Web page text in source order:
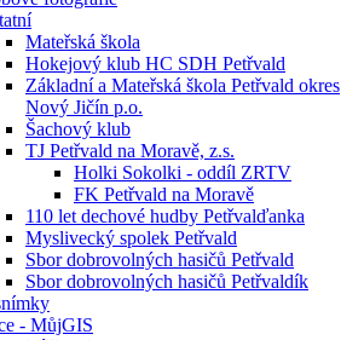
Mateřská škola
Hokejový klub HC SDH Petřvald
Základní a Mateřská škola Petřvald okres
Nový Jičín p.o.
Šachový klub
TJ Petřvald na Moravě, z.s.
Holki Sokolki - oddíl ZRTV
FK Petřvald na Moravě
110 let dechové hudby Petřvalďanka
Myslivecký spolek Petřvald
Sbor dobrovolných hasičů Petřvald
Sbor dobrovolných hasičů Petřvaldík
- MůjGIS